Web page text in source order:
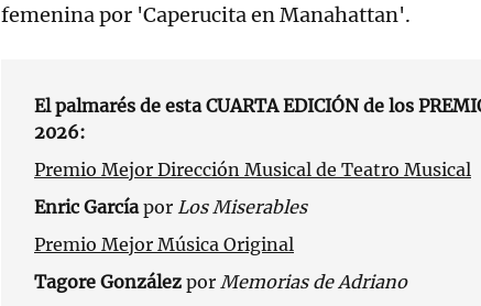
femenina por 'Caperucita en Manahattan'.
El palmarés de esta CUARTA EDICIÓN de los
2026:
Premio Mejor Dirección Musical de Teatro Musical
Enric Garcíapor Los Miserables
Premio Mejor Música Original
Tagore González por Memorias de Adriano